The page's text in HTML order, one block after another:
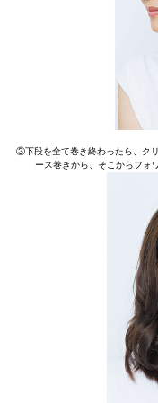
③下段を全て巻き終わったら、ク
ース巻きから、そこからフォ